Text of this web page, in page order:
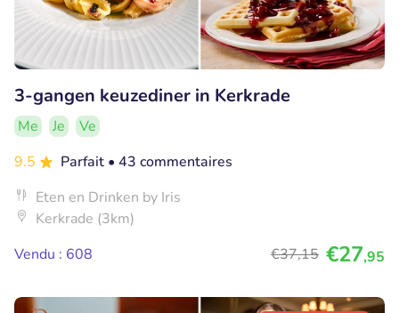
3-gangen keuzediner in Kerkrade
Me Je
Ve
9.5
Parfait • 43 commentaires
Eten en Drinken by Iris
Kerkrade (3km)
Vendu : 608
€37,15 €27,95